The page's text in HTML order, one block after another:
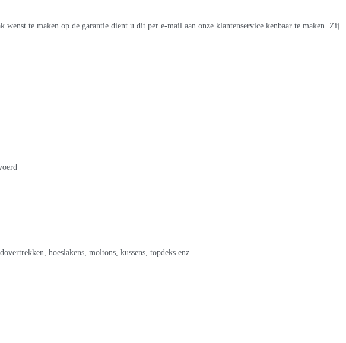
te maken op de garantie dient u dit per e-mail aan onze klantenservice kenbaar te maken. Zij
hoeslakens, moltons, kussens, topdeks enz.